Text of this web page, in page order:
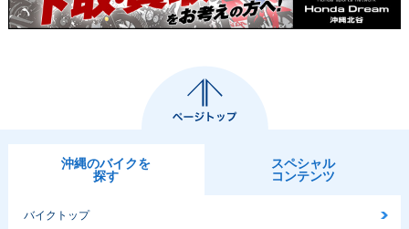
沖縄のバイクを
探す
スペシャル
コンテンツ
バイクトップ